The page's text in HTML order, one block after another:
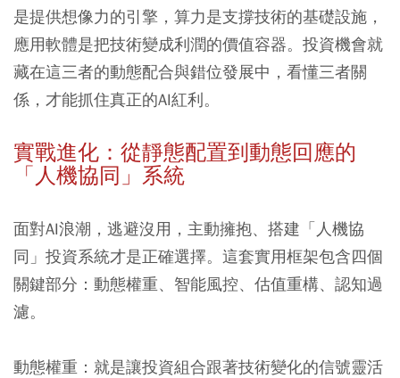
是提供想像力的引擎，算力是支撐技術的基礎設施，
應用軟體是把技術變成利潤的價值容器。投資機會就
藏在這三者的動態配合與錯位發展中，看懂三者關
係，才能抓住真正的AI紅利。
實戰進化：從靜態配置到動態回應的
「人機協同」系統
面對AI浪潮，逃避沒用，主動擁抱、搭建「人機協
同」投資系統才是正確選擇。這套實用框架包含四個
關鍵部分：動態權重、智能風控、估值重構、認知過
濾。
動態權重： 就是讓投資組合跟著技術變化的信號靈活